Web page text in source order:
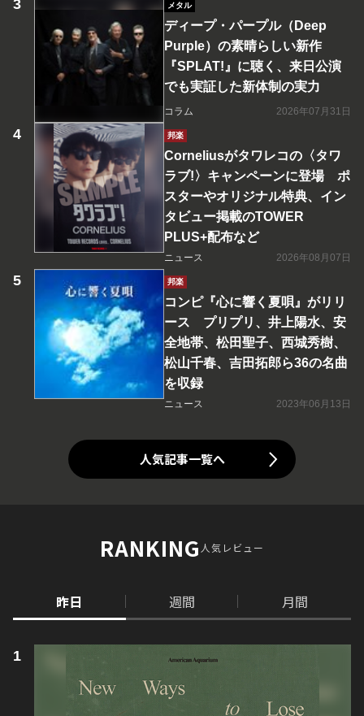
メタル
ディープ・パープル（Deep
Purple）の素晴らしい新作
『SPLAT!』に聴く、来日公演
でも実証した新体制の実力
コラム 2026年07月31日
邦楽
Corneliusがタワレコの〈タワ
ラブ!〉キャンペーンに登場 ポ
スターやオリジナル特典、イン
タビュー掲載のTOWER
PLUS+配布など
ニュース 2026年08月07日
邦楽
コンピ『心に響く夏唄』がリリ
ース プリプリ、井上陽水、安
全地帯、松田聖子、西城秀樹、
松山千春、吉田拓郎ら36の名曲
を収録
ニュース 2023年06月13日
人気記事一覧へ
RANKING人気レビュー
昨日 週間 月間